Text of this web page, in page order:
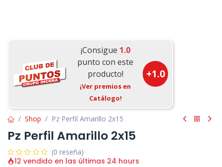
¡Consigue 1.0
punto con este
producto!
¡Ver premios en
Catálogo!
+1.0
Shop Pz Perfil Amarillo 2x15
Pz Perfil Amarillo 2x15
(0 reseña)
12 vendido en las últimas 24 hours